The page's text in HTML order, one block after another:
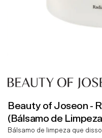
Beauty of Joseon -
(Bálsamo de
Bálsamo de limpeza que